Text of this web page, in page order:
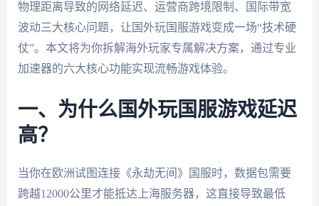
物理距离导致的网络延迟、运营商跨境限制、国际带宽
波动三大核心问题，让国外玩国服游戏变成一场“技术硬
仗”。本文将为你拆解海外玩家专属解决方案，通过专业
加速器的六大核心功能实现流畅游戏体验。
一、为什么国外玩国服游戏延迟
高？
当你在欧洲试图连接《永劫无间》国服时，数据包需要
跨越12000公里才能抵达上海服务器，这直接导致最低